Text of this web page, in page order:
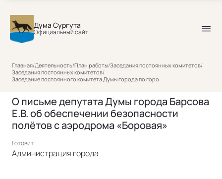
Дума Сургута
Официальный сайт
Главная/Деятельность/План работы/Заседания постоянных комитетов/
Заседания постоянных комитетов/
Заседание постоянного комитета Думы города по горо...
О письме депутата Думы города Барсова
Е.В. об обеспечении безопасности
полётов с аэродрома «Боровая»
Готовит
Администрация города